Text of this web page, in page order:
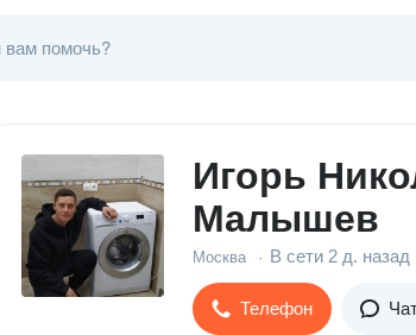
Игорь
Малышев
Москва · В сети 2 д. назад
Телефон